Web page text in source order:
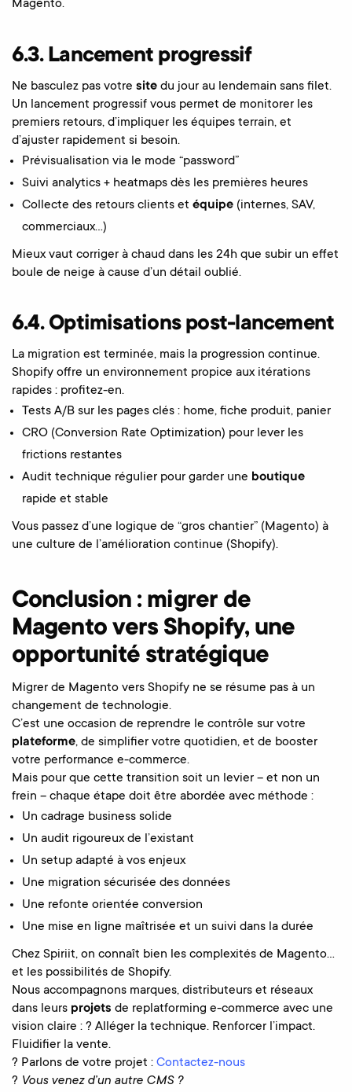
Magento.
6.3. Lancement progressif
Ne basculez pas votre site du jour au lendemain sans filet.
Un lancement progressif vous permet de monitorer les
premiers retours, d’impliquer les équipes terrain, et
d’ajuster rapidement si besoin.
Prévisualisation via le mode “password”
Suivi analytics + heatmaps dès les premières heures
Collecte des retours clients et équipe(internes, SAV,
commerciaux…)
Mieux vaut corriger à chaud dans les 24h que subir un effet
boule de neige à cause d’un détail oublié.
6.4. Optimisations post-lancement
La migration est terminée, mais la progression continue.
Shopify offre un environnement propice aux itérations
rapides : profitez-en.
Tests A/B sur les pages clés : home, fiche produit, panier
CRO (Conversion Rate Optimization) pour lever les
frictions restantes
Audit technique régulier pour garder une boutique
rapide et stable
Vous passez d’une logique de “gros chantier” (Magento) à
une culture de l’amélioration continue (Shopify).
Conclusion : migrer de
Magento vers Shopify, une
opportunité stratégique
Migrer de Magento vers Shopify ne se résume pas à un
changement de technologie.
C’est une occasion de reprendre le contrôle sur votre
plateforme, de simplifier votre quotidien, et de booster
votre performance e-commerce.
Mais pour que cette transition soit un levier – et non un
frein – chaque étape doit être abordée avec méthode :
Un cadrage business solide
Un audit rigoureux de l’existant
Un setup adapté à vos enjeux
Une migration sécurisée des données
Une refonte orientée conversion
Une mise en ligne maîtrisée et un suivi dans la durée
Chez Spiriit, on connaît bien les complexités de Magento…
et les possibilités de Shopify.
Nous accompagnons marques, distributeurs et réseaux
dans leurs projets de replatforming e-commerce avec une
vision claire : ? Alléger la technique. Renforcer l’impact.
Fluidifier la vente.
? Parlons de votre projet : Contactez-nous
? Vous venez d’un autre CMS ?